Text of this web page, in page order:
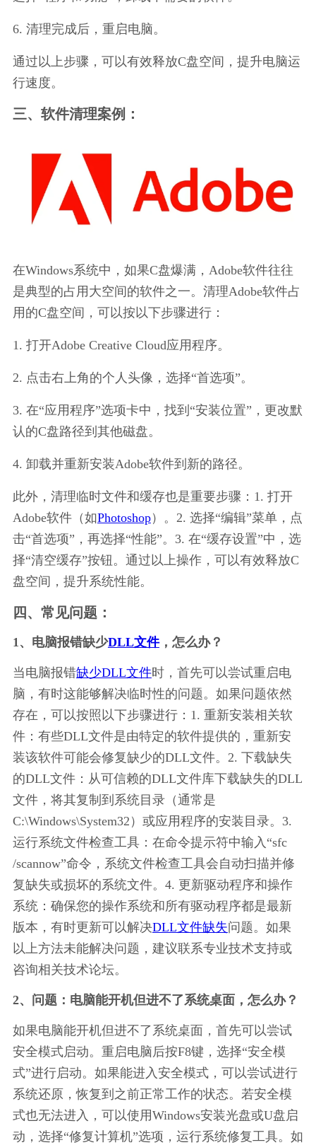
6. 清理完成后，重启电脑。
通过以上步骤，可以有效释放C盘空间，提升电脑运
行速度。
三、软件清理案例：
在Windows系统中，如果C盘爆满，Adobe软件往往
是典型的占用大空间的软件之一。清理Adobe软件占
用的C盘空间，可以按以下步骤进行：
1. 打开Adobe Creative Cloud应用程序。
2. 点击右上角的个人头像，选择“首选项”。
3. 在“应用程序”选项卡中，找到“安装位置”，更改默
认的C盘路径到其他磁盘。
4. 卸载并重新安装Adobe软件到新的路径。
此外，清理临时文件和缓存也是重要步骤：1. 打开
Adobe软件（如Photoshop）。2. 选择“编辑”菜单，点
击“首选项”，再选择“性能”。3. 在“缓存设置”中，选
择“清空缓存”按钮。通过以上操作，可以有效释放C
盘空间，提升系统性能。
四、常见问题：
1、电脑报错缺少DLL文件，怎么办？
当电脑报错缺少DLL文件时，首先可以尝试重启电
脑，有时这能够解决临时性的问题。如果问题依然
存在，可以按照以下步骤进行：1. 重新安装相关软
件：有些DLL文件是由特定的软件提供的，重新安
装该软件可能会修复缺少的DLL文件。2. 下载缺失
的DLL文件：从可信赖的DLL文件库下载缺失的DLL
文件，将其复制到系统目录（通常是
C:\Windows\System32）或应用程序的安装目录。3.
运行系统文件检查工具：在命令提示符中输入“sfc
/scannow”命令，系统文件检查工具会自动扫描并修
复缺失或损坏的系统文件。4. 更新驱动程序和操作
系统：确保您的操作系统和所有驱动程序都是最新
版本，有时更新可以解决DLL文件缺失问题。如果
以上方法未能解决问题，建议联系专业技术支持或
咨询相关技术论坛。
2、问题：电脑能开机但进不了系统桌面，怎么办？
如果电脑能开机但进不了系统桌面，首先可以尝试
安全模式启动。重启电脑后按F8键，选择“安全模
式”进行启动。如果能进入安全模式，可以尝试进行
系统还原，恢复到之前正常工作的状态。若安全模
式也无法进入，可以使用Windows安装光盘或U盘启
动，选择“修复计算机”选项，运行系统修复工具。如